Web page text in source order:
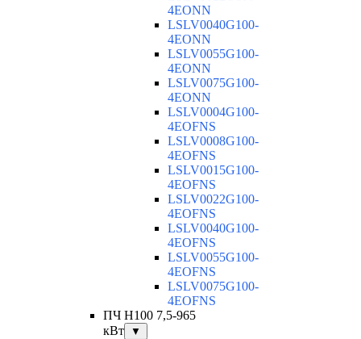
4EONN
LSLV0040G100-
4EONN
LSLV0055G100-
4EONN
LSLV0075G100-
4EONN
LSLV0004G100-
4EOFNS
LSLV0008G100-
4EOFNS
LSLV0015G100-
4EOFNS
LSLV0022G100-
4EOFNS
LSLV0040G100-
4EOFNS
LSLV0055G100-
4EOFNS
LSLV0075G100-
4EOFNS
ПЧ H100 7,5-965
кВт
▼